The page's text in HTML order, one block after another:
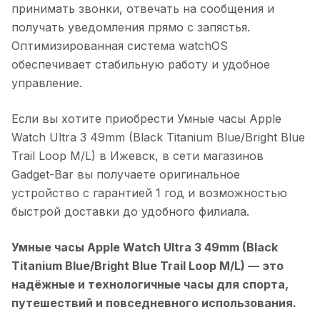
принимать звонки, отвечать на сообщения и
получать уведомления прямо с запястья.
Оптимизированная система watchOS
обеспечивает стабильную работу и удобное
управление.
Если вы хотите приобрести Умные часы Apple
Watch Ultra 3 49mm (Black Titanium Blue/Bright Blue
Trail Loop M/L) в Ижевск, в сети магазинов
Gadget-Bar вы получаете оригинальное
устройство с гарантией 1 год и возможностью
быстрой доставки до удобного филиала.
Умные часы Apple Watch Ultra 3 49mm (Black
Titanium Blue/Bright Blue Trail Loop M/L) — это
надёжные и технологичные часы для спорта,
путешествий и повседневного использования.